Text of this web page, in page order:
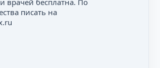
врачей бесплатна. По
писать на